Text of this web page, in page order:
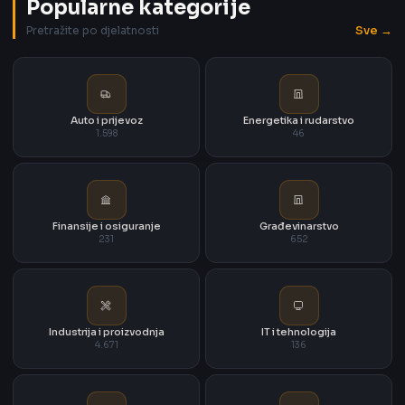
Popularne kategorije
Pretražite po djelatnosti Sve →
Auto i prijevoz
1.598
Energetika i rudarstvo
46
Finansije i osiguranje
231
Građevinarstvo
652
Industrija i proizvodnja
4.671
IT i tehnologija
136